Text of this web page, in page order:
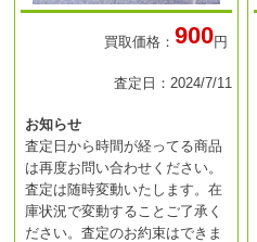
買取価格： 900円
査定日：2024/7/11
お知らせ
査定日から時間が経ってる商品
は再度お問い合わせください。
査定は随時変動いたします。在
庫状況で変動することご了承く
ださい。査定のお約束はできま